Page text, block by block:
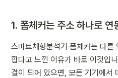
1. 폼체커는 주소 하나로 연
스마트체형분석기 폼체커는 다
깝다고 느낀 이유가 바로 이것입
결이 되어 있으면, 모든 기기에서